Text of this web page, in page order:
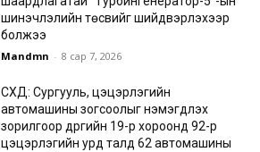
шинэчлэлийн төсвийг шийдвэрлэхээр
болжээ
Mandmn - 8 сар 7, 2026
СХД: Сургууль, цэцэрлэгийн
автомашины зогсоолыг нэмэгдүүлэх
зорилгоор дүүргийн 19-р хороонд 92-р
цэцэрлэгийн урд талд 62 автомашины